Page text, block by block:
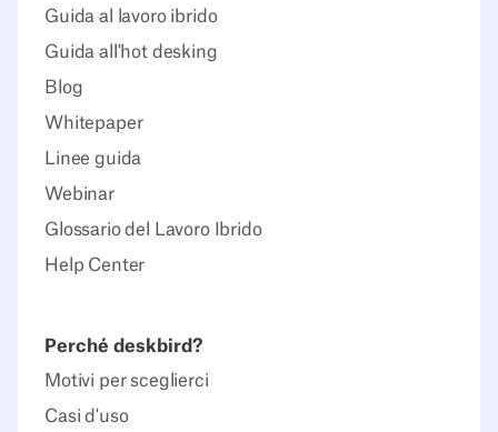
Guida al lavoro ibrido
Guida all'hot desking
Blog
Whitepaper
Linee guida
Webinar
Glossario del Lavoro Ibrido
Help Center
Perché deskbird?
Motivi per sceglierci
Casi d'uso